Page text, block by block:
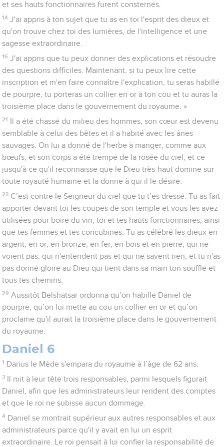
et ses hauts fonctionnaires furent consternés.
14 J'ai appris à ton sujet que tu as en toi l'esprit des dieux et
qu'on trouve chez toi des lumières, de l'intelligence et une
sagesse extraordinaire.
16 J'ai appris que tu peux donner des explications et résoudre
des questions difficiles. Maintenant, si tu peux lire cette
inscription et m'en faire connaître l'explication, tu seras habillé
de pourpre, tu porteras un collier en or à ton cou et tu auras la
troisième place dans le gouvernement du royaume. »
21
Il a été chassé du milieu des hommes, son cœur est devenu
semblable à celui des bêtes et il a habité avec les ânes
sauvages. On lui a donné de l'herbe à manger, comme aux
bœufs, et son corps a été trempé de la rosée du ciel, et ce
jusqu'à ce qu'il reconnaisse que le Dieu très-haut domine sur
toute royauté humaine et la donne à qui il le désire.
23 C’est contre le Seigneur du ciel que tu t’es dressé. Tu as fait
apporter devant toi les coupes de son temple et vous les avez
utilisées pour boire du vin, toi et tes hauts fonctionnaires, ainsi
que tes femmes et tes concubines. Tu as célébré les dieux en
argent, en or, en bronze, en fer, en bois et en pierre, qui ne
voient pas, qui n'entendent pas et qui ne savent rien, et tu n'as
pas donné gloire au Dieu qui tient dans sa main ton souffle et
tous tes chemins.
29 Aussitôt Belshatsar ordonna qu’on habille Daniel de
pourpre, qu’on lui mette au cou un collier en or et qu’on
proclame qu'il aurait la troisième place dans le gouvernement
du royaume.
Daniel 6
1 Darius le Mède s'empara du royaume à l’âge de 62 ans.
3
Il mit à leur tête trois responsables, parmi lesquels figurait
Daniel, afin que les administrateurs leur rendent des comptes
et que le roi ne subisse aucun dommage.
4 Daniel se montrait supérieur aux autres responsables et aux
administrateurs parce qu'il y avait en lui un esprit
extraordinaire. Le roi pensait à lui confier la responsabilité de